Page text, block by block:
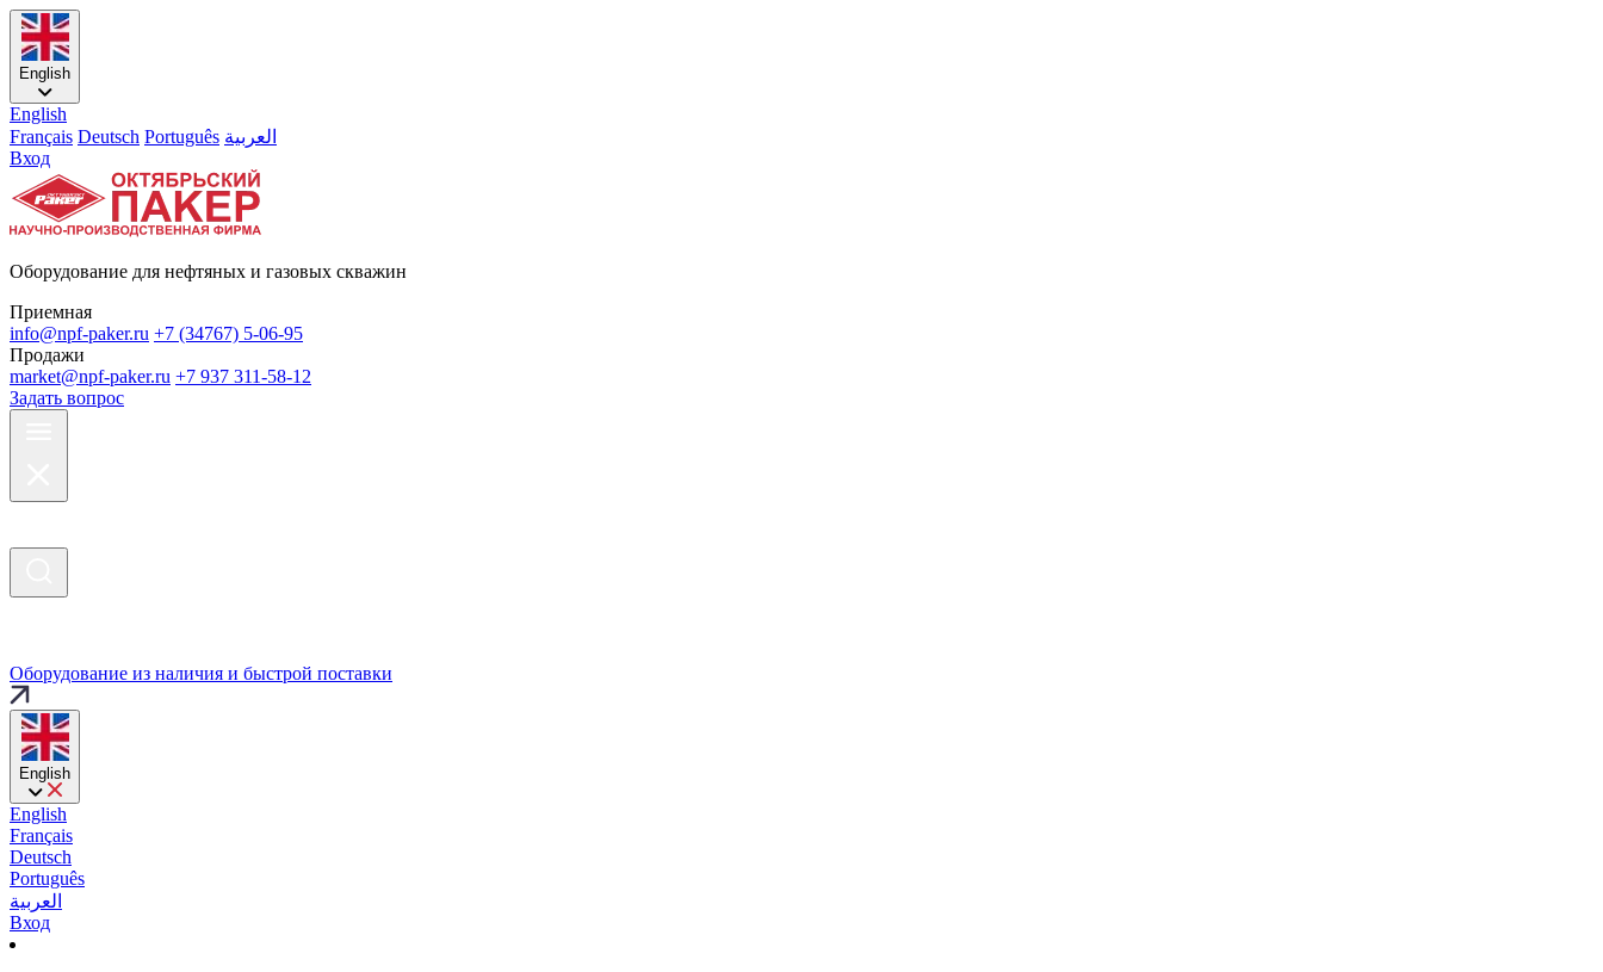
English
English
Français Deutsch Português العربية
Вход
Оборудование для нефтяных и газовых скважин
Приемная
info@npf-paker.ru +7 (34767) 5-06-95
Продажи
market@npf-paker.ru +7 937 311-58-12
Задать вопрос
Оборудование из наличия и быстрой поставки
English
English
Français
Deutsch
Português
العربية
Вход